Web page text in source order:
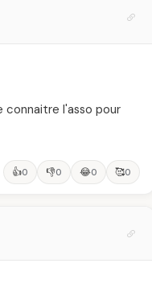
connaitre l'asso pour
👍0 👎0 😂0 🥰0